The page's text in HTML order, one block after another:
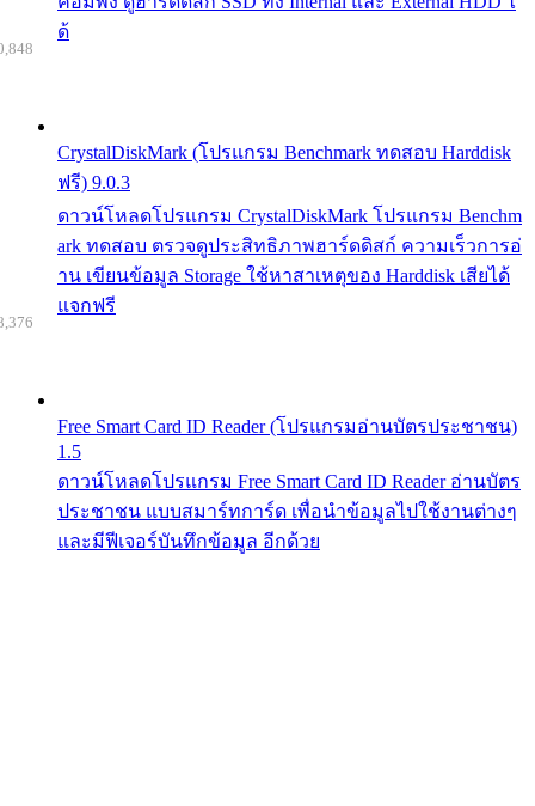
ด้
CrystalDiskMark (โปรแกรม Benchmark ทดสอบ Harddisk
ฟรี) 9.0.3
ดาวน์โหลดโปรแกรม CrystalDiskMark โปรแกรม Benchm
ark ทดสอบ ตรวจดูประสิทธิภาพฮาร์ดดิสก์ ความเร็วการอ่
าน เขียนข้อมูล Storage ใช้หาสาเหตุของ Harddisk เสียได้
แจกฟรี
Free Smart Card ID Reader (โปรแกรมอ่านบัตรประชาชน)
1.5
ดาวน์โหลดโปรแกรม Free Smart Card ID Reader อ่านบัตร
ประชาชน แบบสมาร์ทการ์ด เพื่อนำข้อมูลไปใช้งานต่างๆ
และมีฟีเจอร์บันทึกข้อมูล อีกด้วย